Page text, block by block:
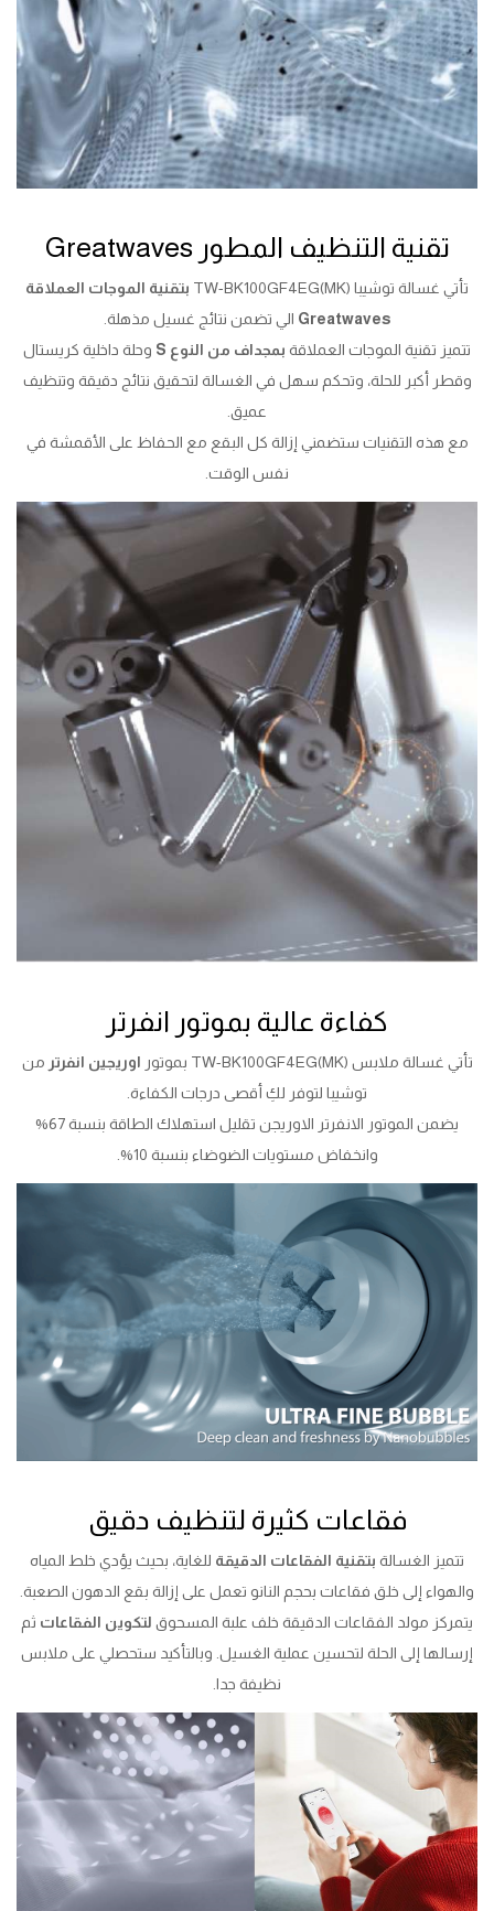
تقنية التنظيف المطور Greatwaves
تأتي غسالة توشيبا TW-BK100GF4EG(MK)
بتقنية الموجات العملاقة
Greatwaves الي تضمن نتائج غسيل مذهلة.
تتميز تقنية الموجات العملاقة بمجداف من النوع S
وحلة داخلية كريستال
وقطر أكبر للحلة، وتحكم سهل في الغسالة لتحقيق نتائج دقيقة وتنظيف
عميق.
مع هذه التقنيات ستضمني إزالة كل البقع مع الحفاظ على الأقمشة في
نفس الوقت.
كفاءة عالية بموتور انفرتر
تأتي غسالة ملابس TW-BK100GF4EG(MK) بموتور اوريجين انفرتر من
توشيبا لتوفر لكِ أقصى درجات الكفاءة.
يضمن الموتور الانفرتر الاوريجن تقليل استهلاك الطاقة بنسبة 67%
وانخفاض مستويات الضوضاء بنسبة 10%.
فقاعات كثيرة لتنظيف دقيق
تتميز الغسالة بتقنية الفقاعات الدقيقة للغاية، بحيث يؤدي خلط المياه
والهواء إلى خلق فقاعات بحجم النانو تعمل على إزالة بقع الدهون الصعبة.
يتمركز مولد الفقاعات الدقيقة خلف علبة المسحوق لتكوين الفقاعات ثم
إرسالها إلى الحلة لتحسين عملية الغسيل. وبالتأكيد ستحصلي على ملابس
نظيفة جدا.